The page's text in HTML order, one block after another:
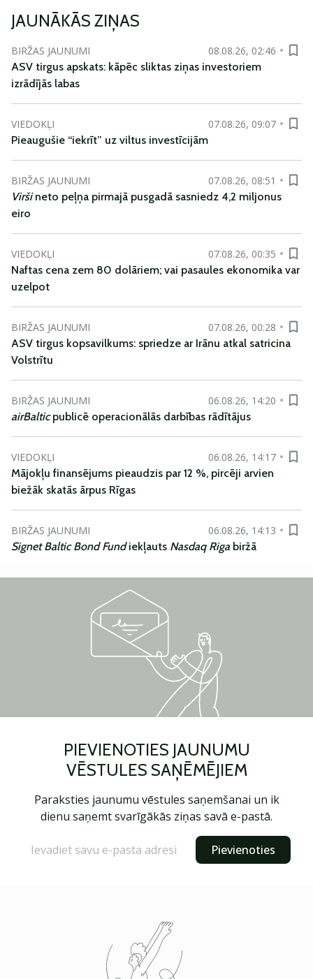
JAUNĀKĀS ZIŅAS
BIRŽAS JAUNUMI
08.08.26, 02:46
ASV tirgus apskats: kāpēc sliktas ziņas investoriem
izrādījās labas
VIEDOKĻI
07.08.26, 09:07
Pieaugušie “iekrīt” uz viltus investīcijām
BIRŽAS JAUNUMI
07.08.26, 08:51
Viršineto peļņa pirmajā pusgadā sasniedz 4,2 miljonus
eiro
VIEDOKĻI
07.08.26, 00:35
Naftas cena zem 80 dolāriem; vai pasaules ekonomika var
uzelpot
BIRŽAS JAUNUMI
07.08.26, 00:28
ASV tirgus kopsavilkums: spriedze ar Irānu atkal satricina
Volstrītu
BIRŽAS JAUNUMI
06.08.26, 14:20
airBalticpublicē operacionālās darbības rādītājus
VIEDOKĻI
06.08.26, 14:17
Mājokļu finansējums pieaudzis par 12 %, pircēji arvien
biežāk skatās ārpus Rīgas
BIRŽAS JAUNUMI
06.08.26, 14:13
Signet Baltic Bond Fundiekļauts Nasdaq Riga biržā
PIEVIENOTIES JAUNUMU
VĒSTULES SAŅĒMĒJIEM
Paraksties jaunumu vēstules saņemšanai un ik
dienu saņemt svarīgākās ziņas savā e-pastā.
Pievienoties